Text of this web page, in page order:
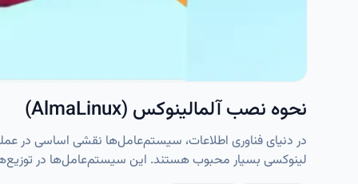
نحوه نصب آلمالینوکس (AlmaLinux)
در دنیای فناوری اطلاعات، سیستم‌عامل‌ها نقشی اساسی در
لینوکسی بسیار محبوب هستند. این سیستم‌عامل‌ها در